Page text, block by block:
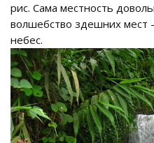
рис. Сама местность
волшебство здешних мест
небес.